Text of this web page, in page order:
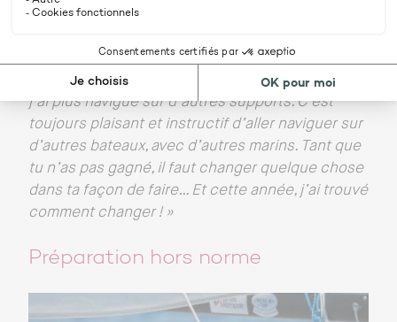
tous préparé différemment. On saura le 19
mieux s’adapter aux circonstances. J’ai moins
navigué en Figaro mais de façon plus efficace. Et
j’ai plus navigué sur d’autres supports. C’est
toujours plaisant et instructif d’aller naviguer sur
d’autres bateaux, avec d’autres marins. Tant que
tu n’as pas gagné, il faut changer quelque chose
dans ta façon de faire… Et cette année, j’ai trouvé
comment changer ! »
Préparation hors norme